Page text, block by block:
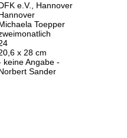
e.V., Hannover
Toepper
x 28 cm
keine Angabe -
Sander